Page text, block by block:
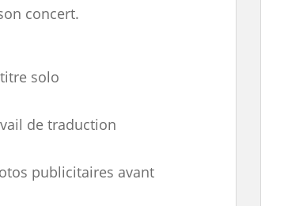
concert.
solo
de traduction
publicitaires avant